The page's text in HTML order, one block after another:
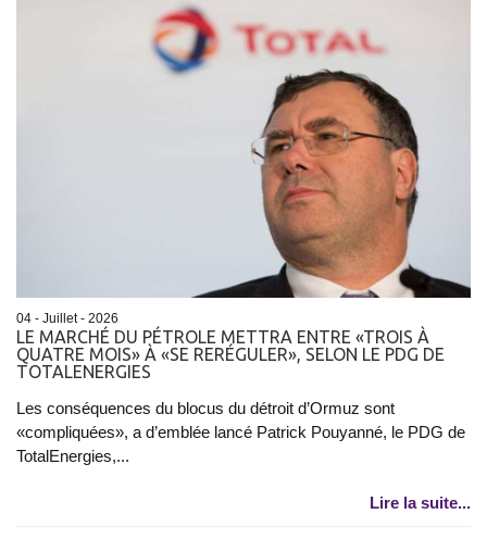
04 - Juillet - 2026
LE MARCHÉ DU PÉTROLE METTRA ENTRE «TROIS À
QUATRE MOIS» À «SE RERÉGULER», SELON LE PDG DE
TOTALENERGIES
Les conséquences du blocus du détroit d’Ormuz sont
«compliquées», a d’emblée lancé Patrick Pouyanné, le PDG de
TotalEnergies,...
Lire la suite...